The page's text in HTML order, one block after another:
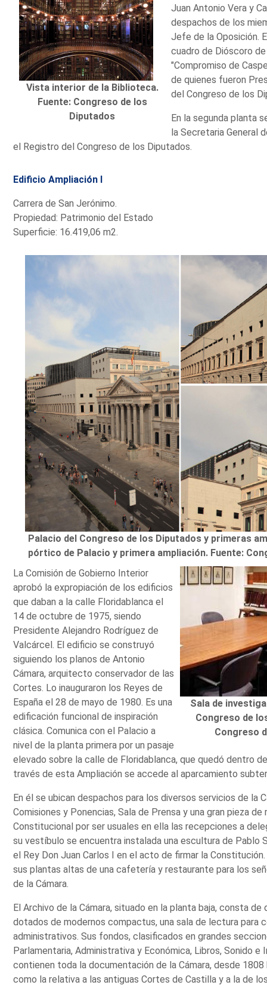
Vista interior de la Biblioteca.
Fuente: Congreso de los
Diputados
Juan Antonio Vera y
despachos de los
Jefe de la Oposición.
cuadro de Dióscoro
"Compromiso de
de quienes fueron
del Congreso de los
En la segunda planta
la Secretaria General
el Registro del Congreso de los Diputados.
Edificio Ampliación I
Carrera de San Jerónimo.
Propiedad: Patrimonio del Estado
Superficie: 16.419,06 m2.
Palacio del Congreso de los Diputados y primeras
pórtico de Palacio y primera ampliación. Fuente:
Sala de
Congreso de
Congreso
La Comisión de Gobierno Interior
aprobó la expropiación de los edificios
que daban a la calle Floridablanca el
14 de octubre de 1975, siendo
Presidente Alejandro Rodríguez de
Valcárcel. El edificio se construyó
siguiendo los planos de Antonio
Cámara, arquitecto conservador de las
Cortes. Lo inauguraron los Reyes de
España el 28 de mayo de 1980. Es una
edificación funcional de inspiración
clásica. Comunica con el Palacio a
nivel de la planta primera por un pasaje
elevado sobre la calle de Floridablanca, que quedó dentro
través de esta Ampliación se accede al aparcamiento
En él se ubican despachos para los diversos servicios de la
Comisiones y Ponencias, Sala de Prensa y una gran pieza de
Constitucional por ser usuales en ella las recepciones a
su vestíbulo se encuentra instalada una escultura de Pablo
el Rey Don Juan Carlos I en el acto de firmar la
sus plantas altas de una cafetería y restaurante para los
de la Cámara.
El Archivo de la Cámara, situado en la planta baja, consta
dotados de modernos compactus, una sala de lectura para
administrativos. Sus fondos, clasificados en grandes
Parlamentaria, Administrativa y Económica, Libros, Sonido e
contienen toda la documentación de la Cámara, desde
como la relativa a las antiguas Cortes de Castilla y a la de